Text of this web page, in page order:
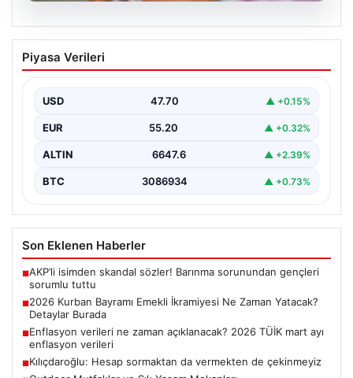
06.08.2026
2026 Kurban Bayramı Emekli İkramiyesi
Ne Zaman Yatacak? Detaylar Burada
milyon emekli vatandaşın merakla beklediği bayram
ikramiyesi…
Piyasa Verileri
USD 47.70 ▲ +0.15%
EUR 55.20 ▲ +0.32%
ALTIN 6647.6 ▲ +2.39%
BTC 3086934 ▲ +0.73%
Son Eklenen Haberler
■AKP’li isimden skandal sözler! Barınma sorunundan gençleri
sorumlu tuttu
■2026 Kurban Bayramı Emekli İkramiyesi Ne Zaman Yatacak?
Detaylar Burada
■Enflasyon verileri ne zaman açıklanacak? 2026 TÜİK mart ayı
enflasyon verileri
■Kılıçdaroğlu: Hesap sormaktan da vermekten de çekinmeyiz